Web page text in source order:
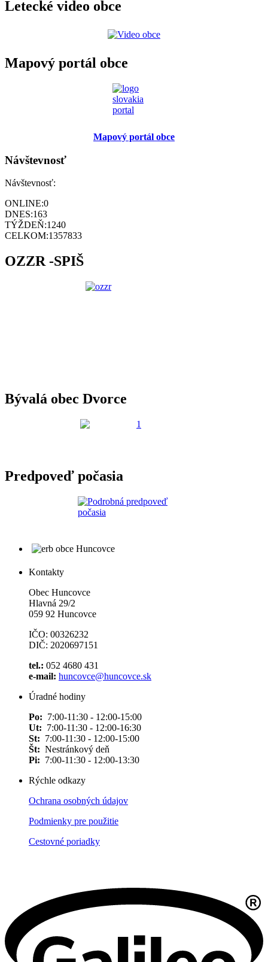
Letecké video obce
Mapový portál obce
Mapový portál obce
Návštevnosť
Návštevnosť:
ONLINE:0
DNES:163
TÝŽDEŇ:1240
CELKOM:1357833
OZZR -SPIŠ
Bývalá obec Dvorce
Predpoveď počasia
Kontakty
Obec Huncovce
Hlavná 29/2
059 92 Huncovce
IČO: 00326232
DIČ: 2020697151
tel.: 052 4680 431
e-mail: huncovce@huncovce.sk
Úradné hodiny
Po: 7:00-11:30 - 12:00-15:00
Ut: 7:00-11:30 - 12:00-16:30
St: 7:00-11:30 - 12:00-15:00
Št: Nestránkový deň
Pi: 7:00-11:30 - 12:00-13:30
Rýchle odkazy
Ochrana osobných údajov
Podmienky pre použitie
Cestovné poriadky